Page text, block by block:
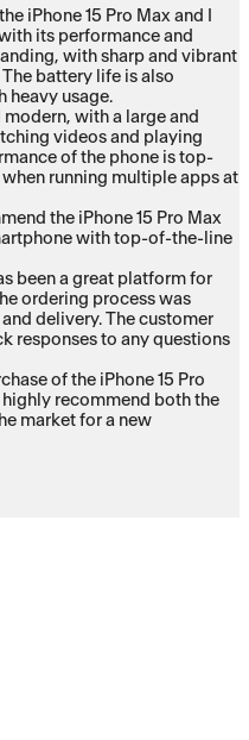
iPhone 15 Pro Max and I
its performance and
with sharp and vibrant
battery life is also
heavy usage.
with a large and
videos and playing
of the phone is top-
running multiple apps at
the iPhone 15 Pro Max
with top-of-the-line
been a great platform for
ordering process was
delivery. The customer
responses to any questions
of the iPhone 15 Pro
recommend both the
market for a new